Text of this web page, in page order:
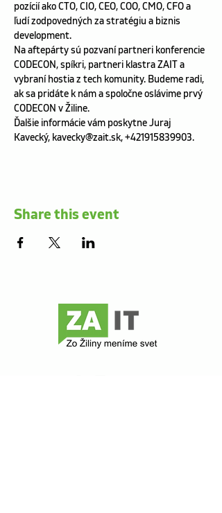
pozícií ako CTO, CIO, CEO, COO, CMO, CFO a
ľudí zodpovedných za stratégiu a biznis
development.
Na aftepárty sú pozvaní partneri konferencie
CODECON, spíkri, partneri klastra ZAIT a
vybraní hostia z tech komunity. Budeme radi,
ak sa pridáte k nám a spoločne oslávime prvý
CODECON v Žiline.
Ďalšie informácie vám poskytne Juraj
Kavecký, kavecky@zait.sk, +421915839903.
Share this event